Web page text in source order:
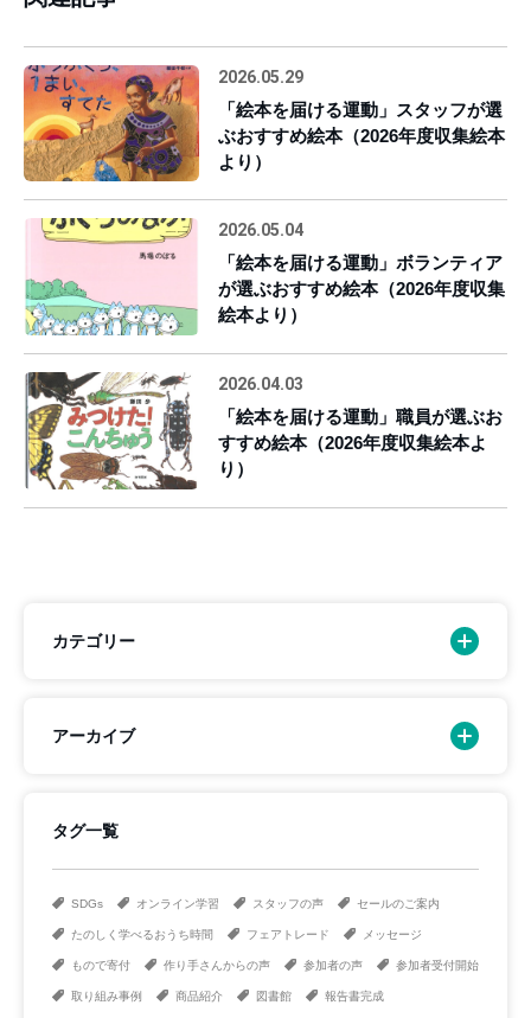
2026.05.29
「絵本を届ける運動」スタッフが選
ぶおすすめ絵本（2026年度収集絵本
より）
2026.05.04
「絵本を届ける運動」ボランティア
が選ぶおすすめ絵本（2026年度収集
絵本より）
2026.04.03
「絵本を届ける運動」職員が選ぶお
すすめ絵本（2026年度収集絵本よ
り）
カテゴリー
アーカイブ
タグ一覧
SDGs オンライン学習 スタッフの声 セールのご案内
たのしく学べるおうち時間 フェアトレード メッセージ
もので寄付 作り手さんからの声 参加者の声 参加者受付開始
取り組み事例 商品紹介 図書館 報告書完成